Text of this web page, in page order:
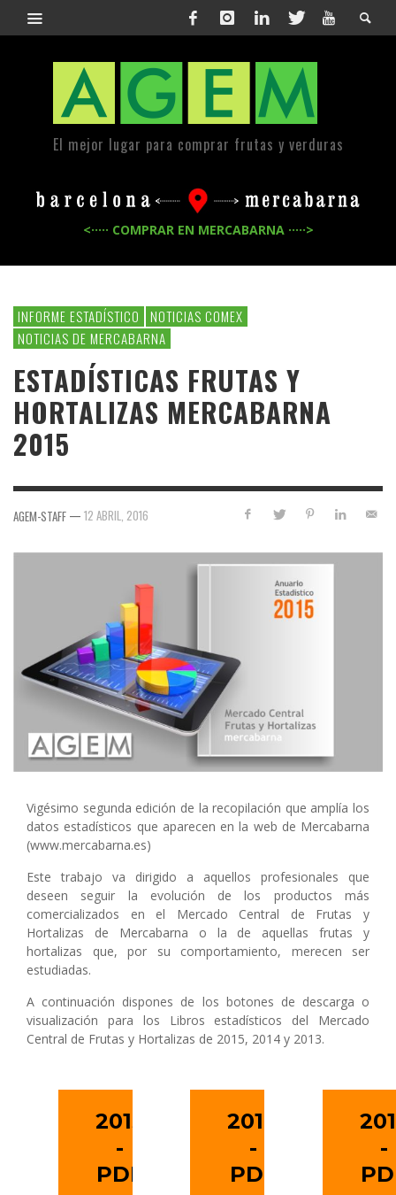
El mejor lugar para comprar frutas y verduras
<····· COMPRAR EN MERCABARNA ·····>
INFORME ESTADÍSTICO
NOTICIAS COMEX
NOTICIAS DE MERCABARNA
ESTADÍSTICAS FRUTAS Y
HORTALIZAS MERCABARNA
2015
AGEM-STAFF — 12 ABRIL, 2016
Vigésimo segunda edición de la recopilación que amplía los
datos estadísticos que aparecen en la web de Mercabarna
(www.mercabarna.es)
Este trabajo va dirigido a aquellos profesionales que
deseen seguir la evolución de los productos más
comercializados en el Mercado Central de Frutas y
Hortalizas de Mercabarna o la de aquellas frutas y
hortalizas que, por su comportamiento, merecen ser
estudiadas.
A continuación dispones de los botones de descarga o
visualización para los Libros estadísticos del Mercado
Central de Frutas y Hortalizas de 2015, 2014 y 2013.
2015
-
PDF
2014
-
PDF
-